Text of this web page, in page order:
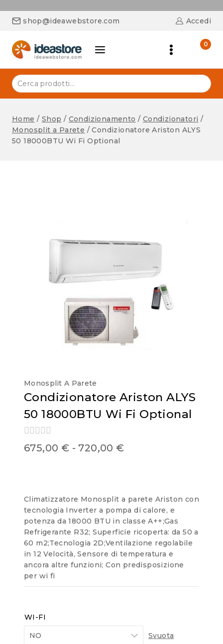
shop@ideawebstore.com Accedi
0
Home / Shop / Condizionamento / Condizionatori /
Monosplit a Parete / Condizionatore Ariston ALYS
50 18000BTU Wi Fi Optional
Monosplit A Parete
Condizionatore Ariston ALYS
50 18000BTU Wi Fi Optional
0
out
675,00 € - 720,00 €
Climatizzatore Monosplit a parete Ariston con
tecnologia Inverter a pompa di calore, e
potenza da 18000 BTU in classe A++;Gas
Refrigerante R32; Superficie ricoperta: da 50 a
60 m2;Tecnologia 2D;Ventilazione regolabile
in 12 Velocità, Sensore di temperatura e
ancora altre funzioni; Con predisposizione
per wi fi
WI-FI
Svuota